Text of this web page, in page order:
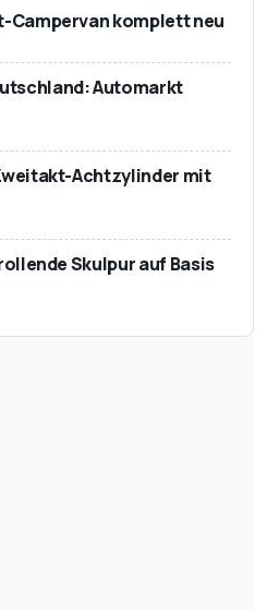
Campervan komplett neu
Automarkt
Achtzylinder mit
Skulpur auf Basis